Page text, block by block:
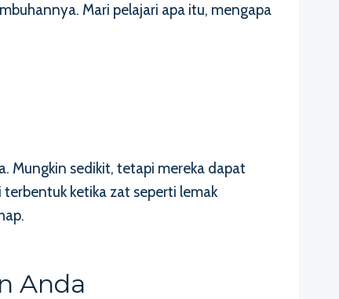
Mari pelajari apa itu, mengapa
Mungkin sedikit, tetapi mereka dapat
ketika zat seperti lemak
Anda